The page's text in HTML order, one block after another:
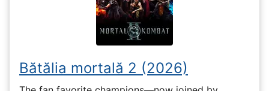
Bătălia mortală 2 (2026)